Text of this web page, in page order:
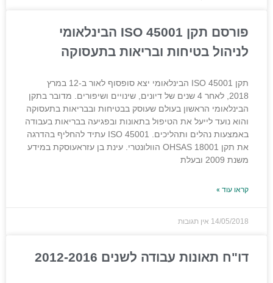
פורסם תקן ISO 45001 הבינלאומי
לניהול בטיחות ובריאות בתעסוקה
תקן ISO 45001 הבינלאומי יצא סופסוף לאור ב-12 במרץ
2018, לאחר 4 שנים של דיונים, שינויים ושיפורים. מדובר בתקן
הבינלאומי הראשון בעולם שעוסק בבטיחות ובבריאות בתעסוקה
והוא נועד לייעל את הטיפול בתאונות ובפגיעה בבריאות בעבודה
באמצעות נהלים ותהליכים. ISO 45001 עתיד להחליף בהדרגה
את תקן OHSAS 18001 הוולונטרי. עינת בן עזראעוסקת במידע
משנת 2009 ובעלת
קראו עוד »
14/05/2018 אין תגובות
דו"ח תאונות עבודה לשנים 2012-2016